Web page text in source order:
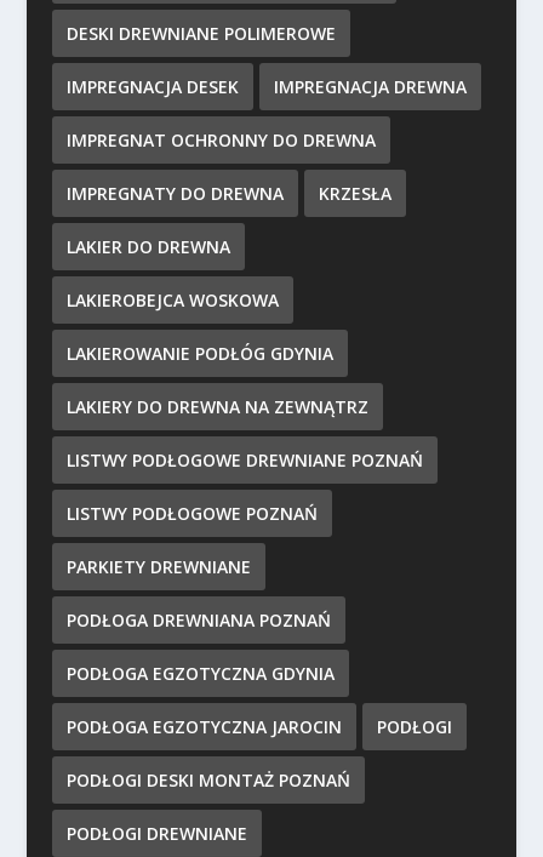
DESKI DREWNIANE POLIMEROWE
IMPREGNACJA DESEK IMPREGNACJA DREWNA
IMPREGNAT OCHRONNY DO DREWNA
IMPREGNATY DO DREWNA KRZESŁA
LAKIER DO DREWNA
LAKIEROBEJCA WOSKOWA
LAKIEROWANIE PODŁÓG GDYNIA
LAKIERY DO DREWNA NA ZEWNĄTRZ
LISTWY PODŁOGOWE DREWNIANE POZNAŃ
LISTWY PODŁOGOWE POZNAŃ
PARKIETY DREWNIANE
PODŁOGA DREWNIANA POZNAŃ
PODŁOGA EGZOTYCZNA GDYNIA
PODŁOGA EGZOTYCZNA JAROCIN PODŁOGI
PODŁOGI DESKI MONTAŻ POZNAŃ
PODŁOGI DREWNIANE